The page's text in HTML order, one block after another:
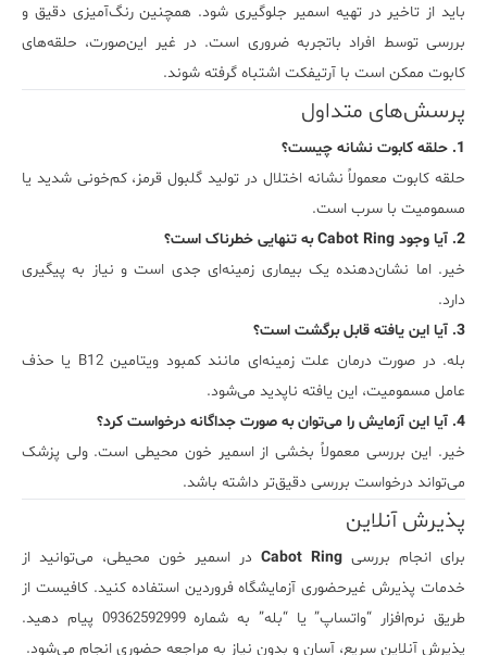
باید از تاخیر در تهیه اسمیر جلوگیری شود. همچنین رنگ‌آمیزی دقیق و
بررسی توسط افراد باتجربه ضروری است. در غیر این‌صورت، حلقه‌های
کابوت ممکن است با آرتیفکت اشتباه گرفته شوند.
پرسش‌های متداول
1. حلقه کابوت نشانه چیست؟
حلقه کابوت معمولاً نشانه اختلال در تولید گلبول قرمز، کم‌خونی شدید یا
مسمومیت با سرب است.
2. آیا وجود Cabot Ring به تنهایی خطرناک است؟
خیر. اما نشان‌دهنده یک بیماری زمینه‌ای جدی است و نیاز به پیگیری
دارد.
3. آیا این یافته قابل برگشت است؟
بله. در صورت درمان علت زمینه‌ای مانند کمبود ویتامین B12 یا حذف
عامل مسمومیت، این یافته ناپدید می‌شود.
4. آیا این آزمایش را می‌توان به صورت جداگانه درخواست کرد؟
خیر. این بررسی معمولاً بخشی از اسمیر خون محیطی است. ولی پزشک
می‌تواند درخواست بررسی دقیق‌تر داشته باشد.
پذیرش آنلاین
برای انجام بررسی Cabot Ring در اسمیر خون محیطی، می‌توانید از
خدمات پذیرش غیرحضوری آزمایشگاه فروردین استفاده کنید. کافیست از
طریق نرم‌افزار “واتساپ” یا “بله” به شماره 09362592999 پیام دهید.
پذیرش آنلاین سریع، آسان و بدون نیاز به مراجعه حضوری انجام می‌شود.